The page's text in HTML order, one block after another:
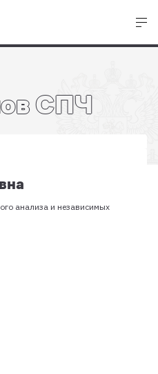
СПЧ
анализа и независимых